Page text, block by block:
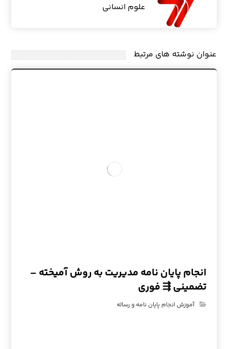
علوم انسانی
عنوان ‫نوشته های مرتبط
انجام پایان نامه مدیریت به روش آمیخته –
تضمینی ⇶ فوری
آموزش انجام پایان نامه و رساله